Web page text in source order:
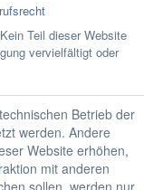
Teil dieser Website
vervielfältigt oder
Betrieb der
werden. Andere
Website erhöhen,
mit anderen
sollen, werden nur